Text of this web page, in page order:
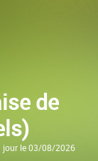
de
jour le 03/08/2026